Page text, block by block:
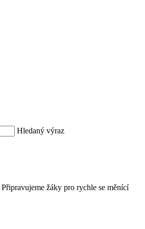
Hledaný výraz
žáky pro rychle se měnící